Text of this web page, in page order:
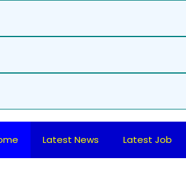
Latest News Latest Job